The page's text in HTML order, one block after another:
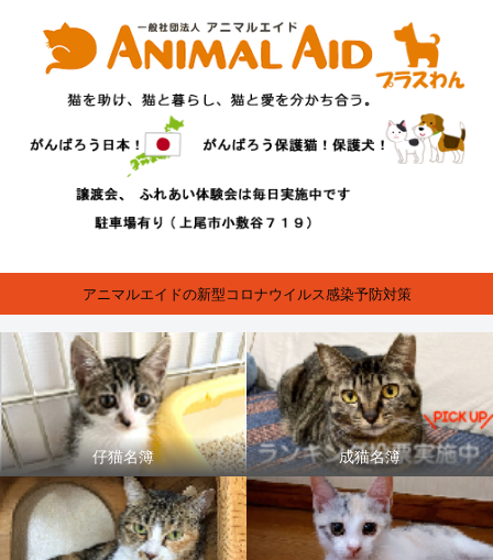
アニマルエイドの新型コロナウイルス感染予防対策
仔猫名簿 成猫名簿